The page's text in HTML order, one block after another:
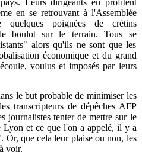
Leurs dirigeants en profitent
en se retrouvant à l'Assemblée
quelques poignées de crétins
boulot sur le terrain. Tous se
alors qu'ils ne sont que les
économique et du grand
voulus et imposés par leurs
le but probable de minimiser les
transcripteurs de dépêches AFP
journalistes tenter de mettre sur le
Lyon et ce que l'on a appelé, il y a
Or, que cela leur plaise ou non, les
voir.